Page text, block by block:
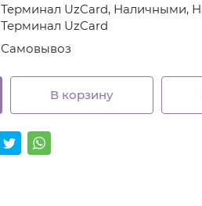
Терминал UzCard, Наличными,
Терминал UzCard
Самовывоз
В корзину